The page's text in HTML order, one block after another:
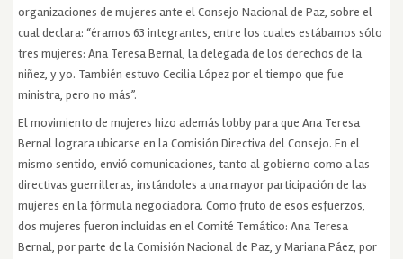
organizaciones de mujeres ante el Consejo Nacional de Paz, sobre el
cual declara: “éramos 63 integrantes, entre los cuales estábamos sólo
tres mujeres: Ana Teresa Bernal, la delegada de los derechos de la
niñez, y yo. También estuvo Cecilia López por el tiempo que fue
ministra, pero no más”.
El movimiento de mujeres hizo además lobby para que Ana Teresa
Bernal lograra ubicarse en la Comisión Directiva del Consejo. En el
mismo sentido, envió comunicaciones, tanto al gobierno como a las
directivas guerrilleras, instándoles a una mayor participación de las
mujeres en la fórmula negociadora. Como fruto de esos esfuerzos,
dos mujeres fueron incluidas en el Comité Temático: Ana Teresa
Bernal, por parte de la Comisión Nacional de Paz, y Mariana Páez, por